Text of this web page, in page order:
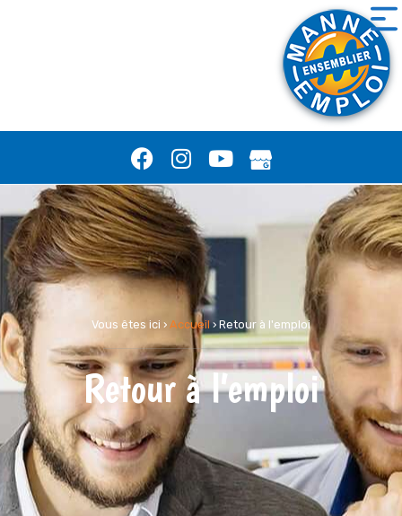
Vous êtes ici › Accueil› Retour à l'emploi
Retour à l’emploi